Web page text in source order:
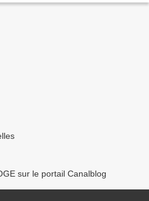
sur le portail Canalblog